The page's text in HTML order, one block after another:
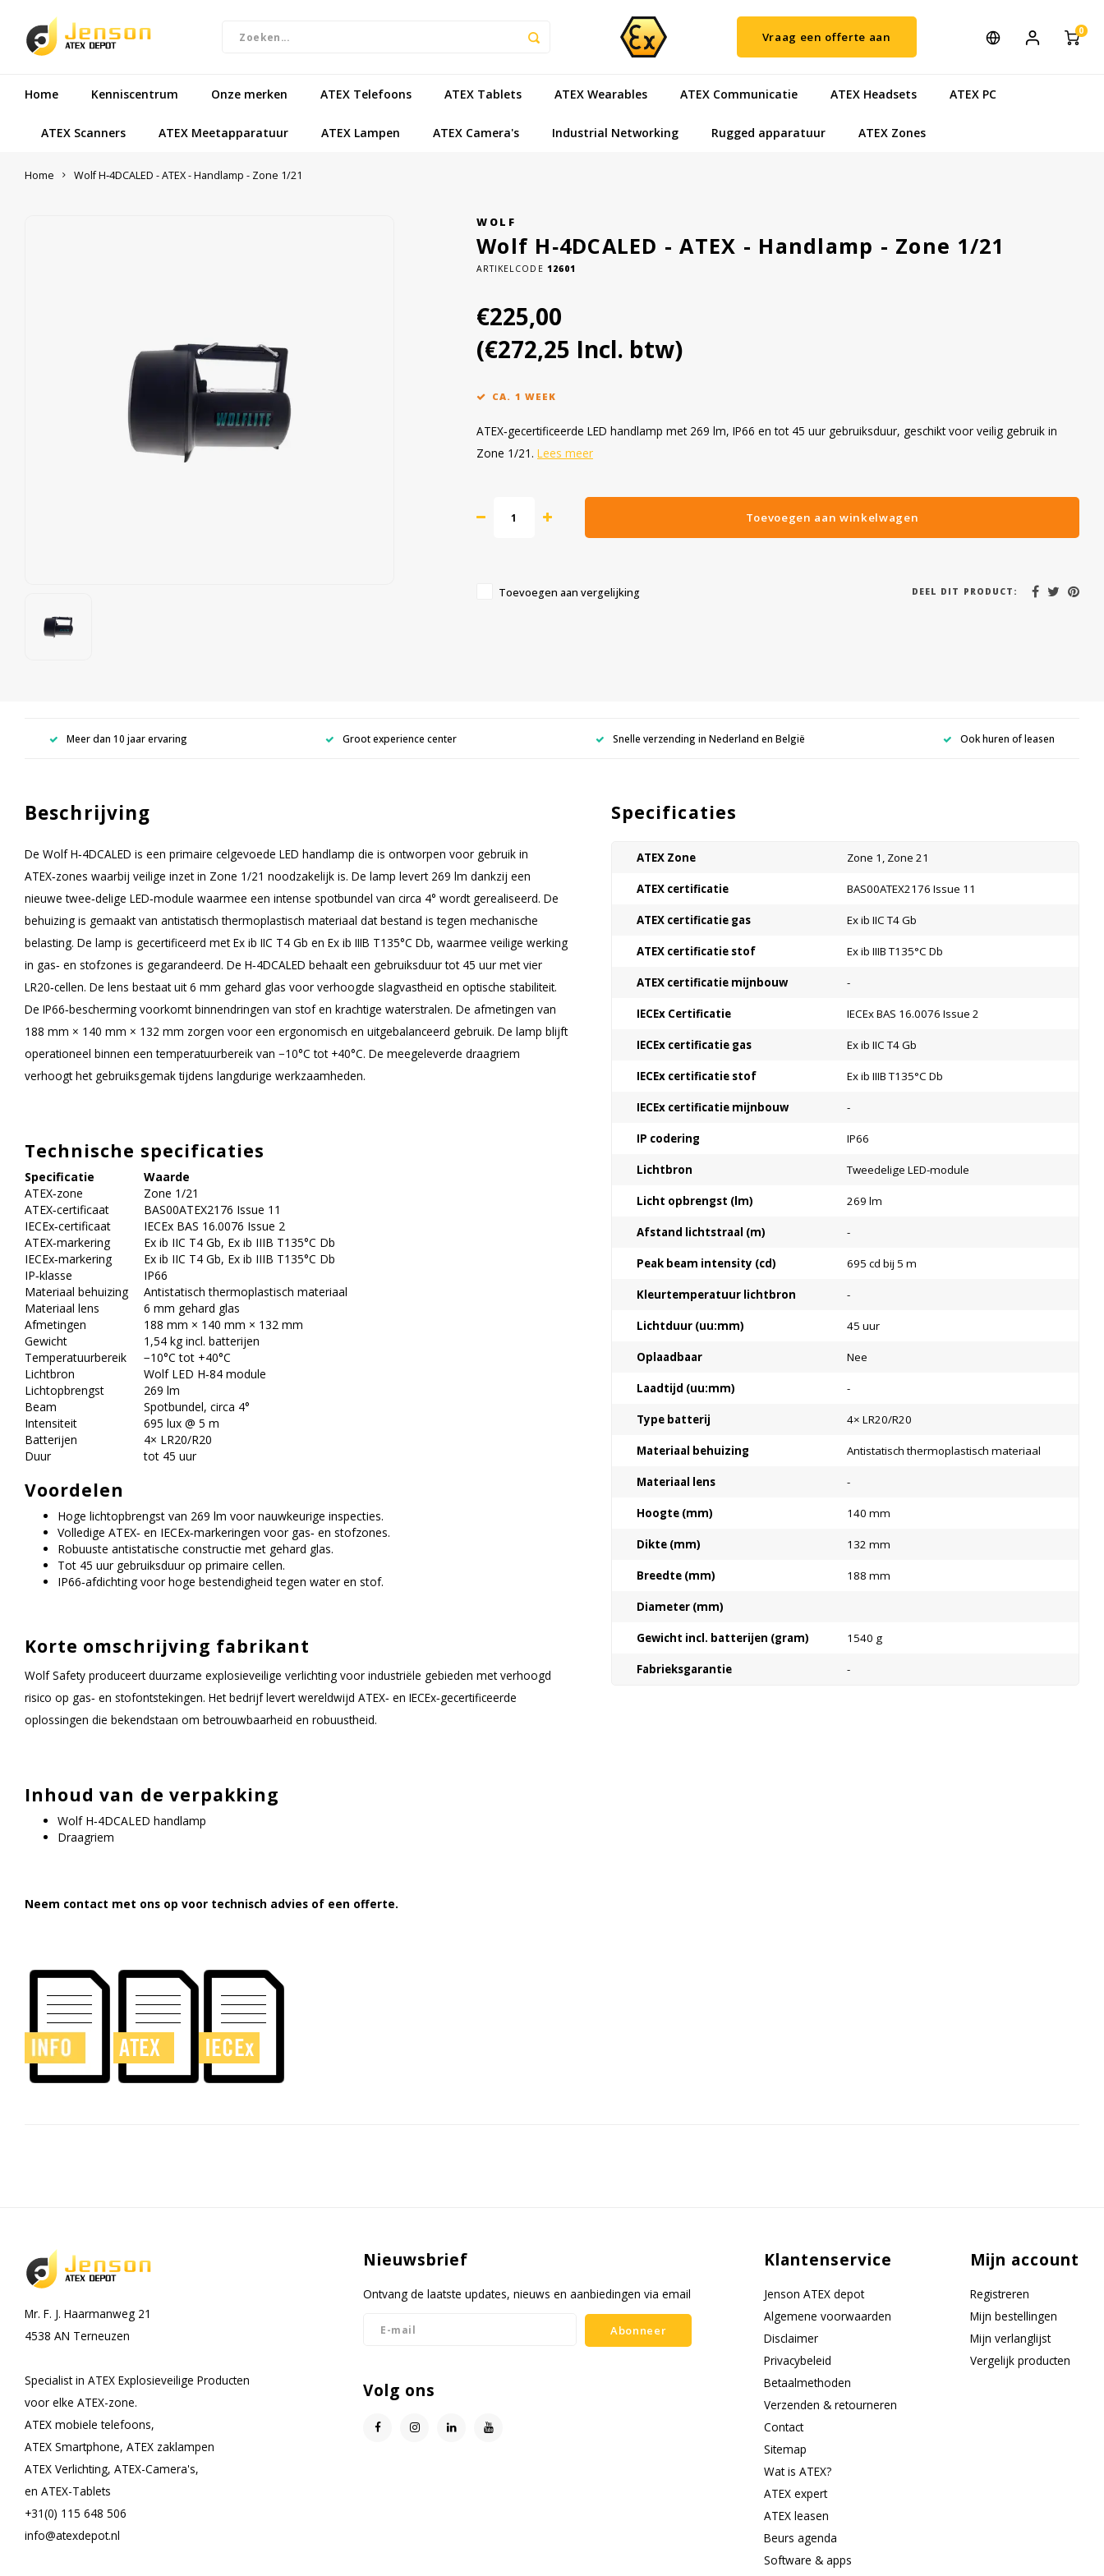
Vraag een offerte aan 0
Home Kenniscentrum Onze merken ATEX Telefoons ATEX Tablets ATEX Wearables ATEX Communicatie ATEX Headsets ATEX PC
ATEX Scanners ATEX Meetapparatuur ATEX Lampen ATEX Camera's Industrial Networking Rugged apparatuur ATEX Zones
Home Wolf H‑4DCALED - ATEX - Handlamp - Zone 1/21
WOLF
Wolf H‑4DCALED - ATEX - Handlamp - Zone 1/21
ARTIKELCODE 12601
€225,00
(€272,25 Incl. btw)
CA. 1 WEEK
ATEX‑gecertificeerde LED handlamp met 269 lm, IP66 en tot 45 uur gebruiksduur, geschikt voor veilig gebruik in
Zone 1/21. Lees meer
Toevoegen aan winkelwagen
Toevoegen aan vergelijking DEEL DIT PRODUCT:
Meer dan 10 jaar ervaring Groot experience center Snelle verzending in Nederland en België Ook huren of leasen
Beschrijving
De Wolf H‑4DCALED is een primaire celgevoede LED handlamp die is ontworpen voor gebruik in
ATEX‑zones waarbij veilige inzet in Zone 1/21 noodzakelijk is. De lamp levert 269 lm dankzij een
nieuwe twee‑delige LED‑module waarmee een intense spotbundel van circa 4° wordt gerealiseerd. De
behuizing is gemaakt van antistatisch thermoplastisch materiaal dat bestand is tegen mechanische
belasting. De lamp is gecertificeerd met Ex ib IIC T4 Gb en Ex ib IIIB T135°C Db, waarmee veilige werking
in gas‑ en stofzones is gegarandeerd. De H‑4DCALED behaalt een gebruiksduur tot 45 uur met vier
LR20‑cellen. De lens bestaat uit 6 mm gehard glas voor verhoogde slagvastheid en optische stabiliteit.
De IP66‑bescherming voorkomt binnendringen van stof en krachtige waterstralen. De afmetingen van
188 mm × 140 mm × 132 mm zorgen voor een ergonomisch en uitgebalanceerd gebruik. De lamp blijft
operationeel binnen een temperatuurbereik van −10°C tot +40°C. De meegeleverde draagriem
verhoogt het gebruiksgemak tijdens langdurige werkzaamheden.
Technische specificaties
Specificatie
Waarde
ATEX‑zone
Zone 1/21
ATEX‑certificaat
BAS00ATEX2176 Issue 11
IECEx‑certificaat
IECEx BAS 16.0076 Issue 2
ATEX‑markering
Ex ib IIC T4 Gb, Ex ib IIIB T135°C Db
IECEx‑markering
Ex ib IIC T4 Gb, Ex ib IIIB T135°C Db
IP‑klasse
IP66
Materiaal behuizing
Antistatisch thermoplastisch materiaal
Materiaal lens
6 mm gehard glas
Afmetingen
188 mm × 140 mm × 132 mm
Gewicht
1,54 kg incl. batterijen
Temperatuurbereik
−10°C tot +40°C
Lichtbron
Wolf LED H‑84 module
Lichtopbrengst
269 lm
Beam
Spotbundel, circa 4°
Intensiteit
695 lux @ 5 m
Batterijen
4× LR20/R20
Duur
tot 45 uur
Voordelen
Hoge lichtopbrengst van 269 lm voor nauwkeurige inspecties.
Volledige ATEX‑ en IECEx‑markeringen voor gas‑ en stofzones.
Robuuste antistatische constructie met gehard glas.
Tot 45 uur gebruiksduur op primaire cellen.
IP66‑afdichting voor hoge bestendigheid tegen water en stof.
Korte omschrijving fabrikant
Wolf Safety produceert duurzame explosieveilige verlichting voor industriële gebieden met verhoogd
risico op gas‑ en stofontstekingen. Het bedrijf levert wereldwijd ATEX‑ en IECEx‑gecertificeerde
oplossingen die bekendstaan om betrouwbaarheid en robuustheid.
Inhoud van de verpakking
Wolf H‑4DCALED handlamp
Draagriem
Neem contact met ons op voor technisch advies of een offerte.
Specificaties
ATEX Zone Zone 1, Zone 21
ATEX certificatie BAS00ATEX2176 Issue 11
ATEX certificatie gas Ex ib IIC T4 Gb
ATEX certificatie stof Ex ib IIIB T135°C Db
ATEX certificatie mijnbouw -
IECEx Certificatie IECEx BAS 16.0076 Issue 2
IECEx certificatie gas Ex ib IIC T4 Gb
IECEx certificatie stof Ex ib IIIB T135°C Db
IECEx certificatie mijnbouw -
IP codering IP66
Lichtbron Tweedelige LED-module
Licht opbrengst (lm) 269 lm
Afstand lichtstraal (m) -
Peak beam intensity (cd) 695 cd bij 5 m
Kleurtemperatuur lichtbron -
Lichtduur (uu:mm) 45 uur
Oplaadbaar Nee
Laadtijd (uu:mm) -
Type batterij 4× LR20/R20
Materiaal behuizing Antistatisch thermoplastisch materiaal
Materiaal lens -
Hoogte (mm) 140 mm
Dikte (mm) 132 mm
Breedte (mm) 188 mm
Diameter (mm)
Gewicht incl. batterijen (gram) 1540 g
Fabrieksgarantie -
Mr. F. J. Haarmanweg 21
4538 AN Terneuzen
Specialist in ATEX Explosieveilige Producten
voor elke ATEX-zone.
ATEX mobiele telefoons,
ATEX Smartphone, ATEX zaklampen
ATEX Verlichting, ATEX-Camera's,
en ATEX-Tablets
+31(0) 115 648 506
info@atexdepot.nl
Nieuwsbrief
Ontvang de laatste updates, nieuws en aanbiedingen via email
Abonneer
Volg ons
Klantenservice
Jenson ATEX depot
Algemene voorwaarden
Disclaimer
Privacybeleid
Betaalmethoden
Verzenden & retourneren
Contact
Sitemap
Wat is ATEX?
ATEX expert
ATEX leasen
Beurs agenda
Software & apps
Mijn account
Registreren
Mijn bestellingen
Mijn verlanglijst
Vergelijk producten